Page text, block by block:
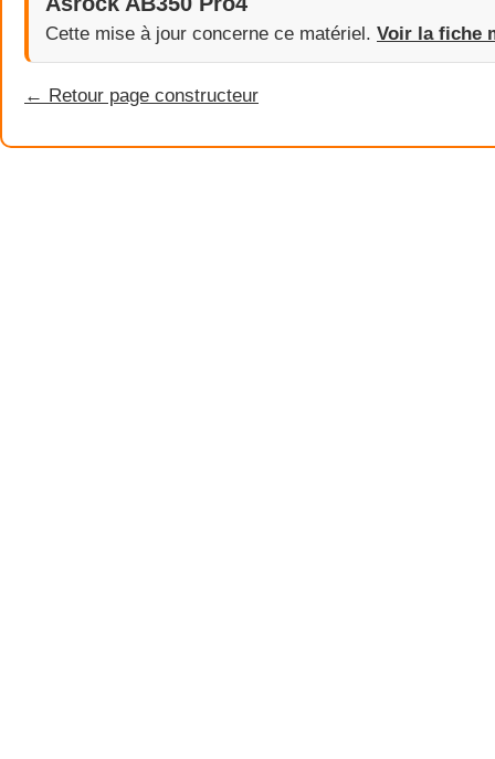
Cette mise à jour concerne ce matériel. Voir la fiche
← Retour page constructeur